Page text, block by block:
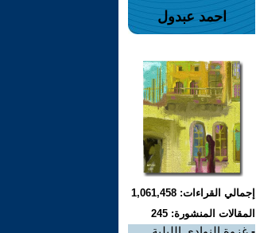
احمد عبدول
إجمالي القراءات: 1,061,458
المقالات المنشورة: 245